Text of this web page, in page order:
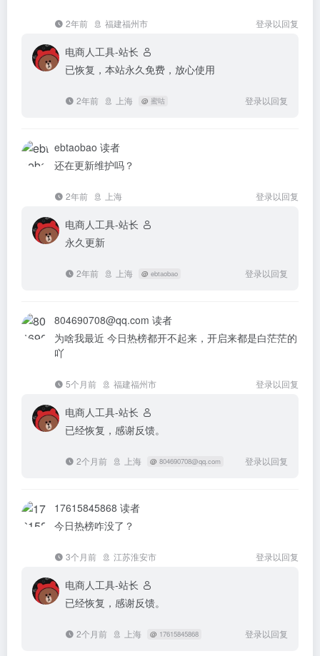
2年前 福建福州市 登录以回复
电商人工具-站长
已恢复，本站永久免费，放心使用
2年前 上海 @ 蜜咕 登录以回复
ebtaobao 读者
还在更新维护吗？
2年前 上海 登录以回复
电商人工具-站长
永久更新
2年前 上海 @ ebtaobao 登录以回复
804690708@qq.com 读者
为啥我最近 今日热榜都开不起来，开启来都是白茫茫的
吖
5个月前 福建福州市 登录以回复
电商人工具-站长
已经恢复，感谢反馈。
2个月前 上海 @ 804690708@qq.com 登录以回复
17615845868 读者
今日热榜咋没了？
3个月前 江苏淮安市 登录以回复
电商人工具-站长
已经恢复，感谢反馈。
2个月前 上海 @ 17615845868 登录以回复